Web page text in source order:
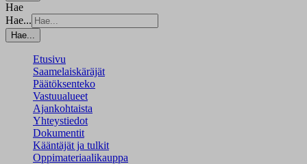
Hae
Hae...
Hae...
Etusivu
Saamelaiskäräjät
Päätöksenteko
Vastuualueet
Ajankohtaista
Yhteystiedot
Dokumentit
Kääntäjät ja tulkit
Oppimateriaalikauppa